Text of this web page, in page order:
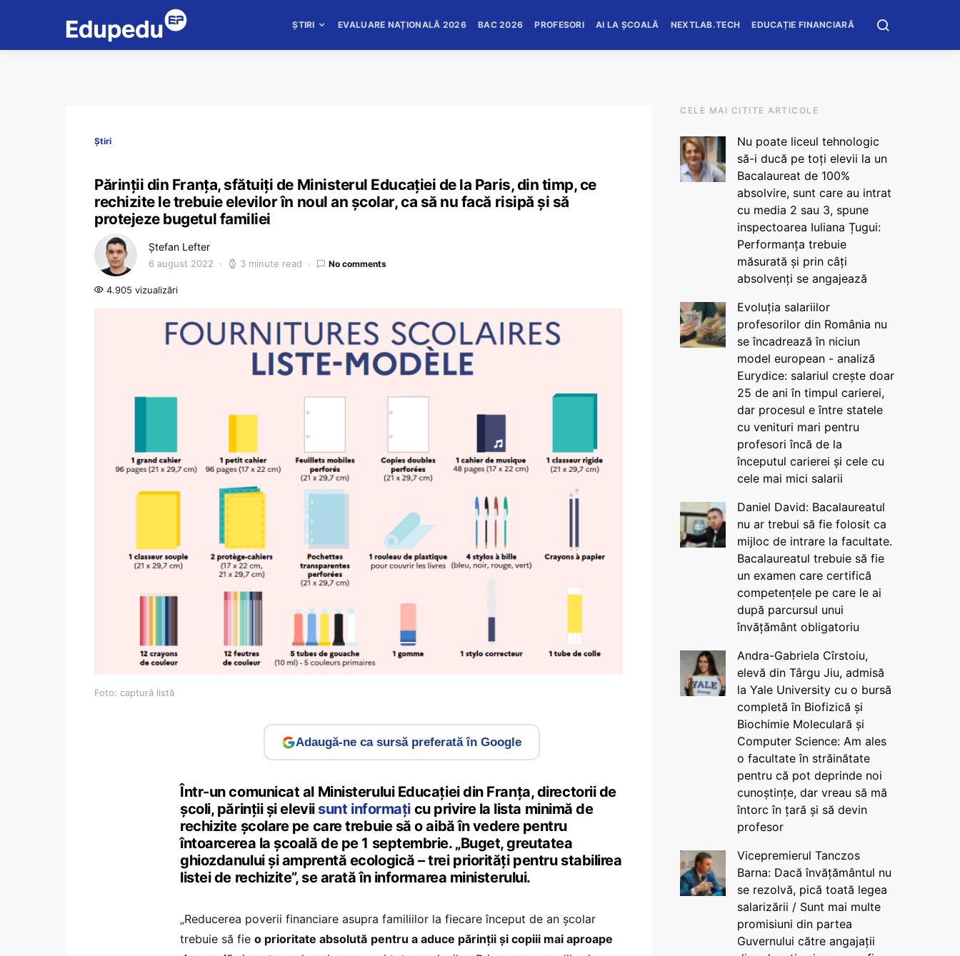
ȘTIRI EVALUARE NAȚIONALĂ 2026 BAC 2026 PROFESORI AI LA ȘCOALĂ NEXTLAB.TECH EDUCAȚIE FINANCIARĂ
Știri
Părinții din Franța, sfătuiți de Ministerul Educației de la Paris, din timp, ce
rechizite le trebuie elevilor în noul an școlar, ca să nu facă risipă și să
protejeze bugetul familiei
Ștefan Lefter
6 august 2022 3 minute read No comments
4.905 vizualizări
Foto: captură listă
Adaugă-ne ca sursă preferată în Google
Într-un comunicat al Ministerului Educației din Franța, directorii de
școli, părinții și elevii sunt informați cu privire la lista minimă de
rechizite școlare pe care trebuie să o aibă în vedere pentru
întoarcerea la școală de pe 1 septembrie. „Buget, greutatea
ghiozdanului și amprentă ecologică – trei priorități pentru stabilirea
listei de rechizite”, se arată în informarea ministerului.
„Reducerea poverii financiare asupra familiilor la fiecare început de an școlar
trebuie să fie o prioritate absolută pentru a aduce părinții și copiii mai aproape
CELE MAI CITITE ARTICOLE
Nu poate liceul tehnologic
să-i ducă pe toți elevii la un
Bacalaureat de 100%
absolvire, sunt care au intrat
cu media 2 sau 3, spune
inspectoarea Iuliana Țugui:
Performanța trebuie
măsurată și prin câți
absolvenți se angajează
Evoluția salariilor
profesorilor din România nu
se încadrează în niciun
model european - analiză
Eurydice: salariul crește doar
25 de ani în timpul carierei,
dar procesul e între statele
cu venituri mari pentru
profesori încă de la
începutul carierei și cele cu
cele mai mici salarii
Daniel David: Bacalaureatul
nu ar trebui să fie folosit ca
mijloc de intrare la facultate.
Bacalaureatul trebuie să fie
un examen care certifică
competențele pe care le ai
după parcursul unui
învățământ obligatoriu
Andra-Gabriela Cîrstoiu,
elevă din Târgu Jiu, admisă
la Yale University cu o bursă
completă în Biofizică și
Biochimie Moleculară și
Computer Science: Am ales
o facultate în străinătate
pentru că pot deprinde noi
cunoștințe, dar vreau să mă
întorc în țară și să devin
profesor
Vicepremierul Tanczos
Barna: Dacă învățământul nu
se rezolvă, pică toată legea
salarizării / Sunt mai multe
promisiuni din partea
Guvernului către angajații